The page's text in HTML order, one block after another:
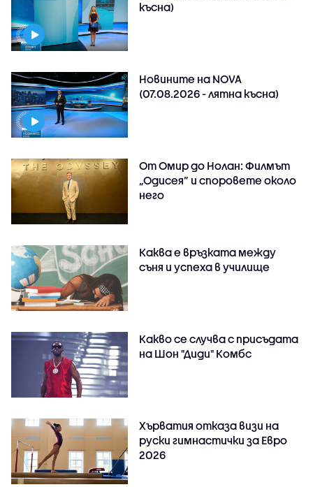
късна)
Новините на NOVA
(07.08.2026 - лятна късна)
От Омир до Нолан: Филмът
„Одисея” и споровете около
него
Каква е връзката между
съня и успеха в училище
Какво се случва с присъдата
на Шон "Диди" Комбс
Хърватия отказа визи на
руски гимнастички за Евро
2026